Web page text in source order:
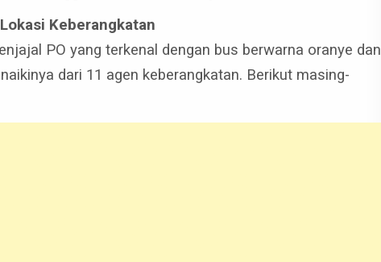
Keberangkatan
PO yang terkenal dengan bus berwarna oranye dan
dari 11 agen keberangkatan. Berikut masing-